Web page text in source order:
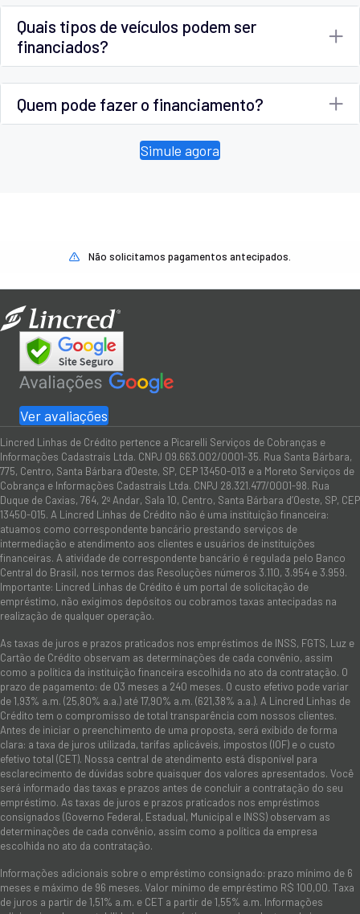
Quais tipos de veículos podem ser
financiados?
Quem pode fazer o financiamento?
Simule agora
Não solicitamos pagamentos antecipados.
Ver avaliações
Lincred Linhas de Crédito pertence a Picarelli Serviços de Cobranças e
Informações Cadastrais Ltda. CNPJ 09.663.002/0001-35. Rua Santa Bárbara,
775, Centro, Santa Bárbara d'Oeste, SP, CEP 13450-013 e a Moreto Serviços de
Cobrança e Informações Cadastrais Ltda. CNPJ 28.321.477/0001-98. Rua
Duque de Caxias, 764, 2º Andar, Sala 10, Centro, Santa Bárbara d’Oeste, SP, CEP
13450-015. A Lincred Linhas de Crédito não é uma instituição financeira:
atuamos como correspondente bancário prestando serviços de
intermediação e atendimento aos clientes e usuários de instituições
financeiras. A atividade de correspondente bancário é regulada pelo Banco
Central do Brasil, nos termos das Resoluções números 3.110, 3.954 e 3.959.
Importante: Lincred Linhas de Crédito é um portal de solicitação de
empréstimo, não exigimos depósitos ou cobramos taxas antecipadas na
realização de qualquer operação.
As taxas de juros e prazos praticados nos empréstimos de INSS, FGTS, Luz e
Cartão de Crédito observam as determinações de cada convênio, assim
como a política da instituição financeira escolhida no ato da contratação. O
prazo de pagamento: de 03 meses a 240 meses. O custo efetivo pode variar
de 1,93% a.m. (25,80% a.a.) até 17,90% a.m. (621,38% a.a.). A Lincred Linhas de
Crédito tem o compromisso de total transparência com nossos clientes.
Antes de iniciar o preenchimento de uma proposta, será exibido de forma
clara: a taxa de juros utilizada, tarifas aplicáveis, impostos (IOF) e o custo
efetivo total (CET). Nossa central de atendimento está disponível para
esclarecimento de dúvidas sobre quaisquer dos valores apresentados. Você
será informado das taxas e prazos antes de concluir a contratação do seu
empréstimo. As taxas de juros e prazos praticados nos empréstimos
consignados (Governo Federal, Estadual, Municipal e INSS) observam as
determinações de cada convênio, assim como a política da empresa
escolhida no ato da contratação.
Informações adicionais sobre o empréstimo consignado: prazo mínimo de 6
meses e máximo de 96 meses. Valor mínimo de empréstimo R$ 100,00. Taxa
de juros a partir de 1,51% a.m. e CET a partir de 1,55% a.m. Informações